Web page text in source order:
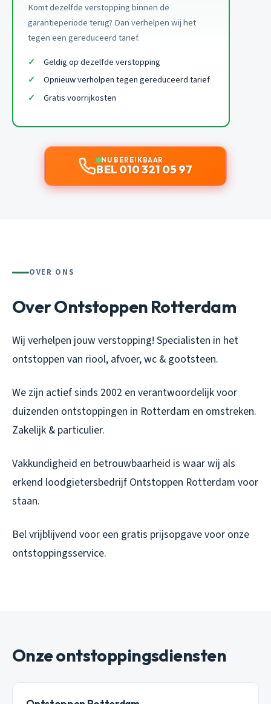
Komt dezelfde verstopping binnen de
garantieperiode terug? Dan verhelpen wij het
tegen een gereduceerd tarief.
Geldig op dezelfde verstopping
Opnieuw verholpen tegen gereduceerd tarief
Gratis voorrijkosten
NU BEREIKBAAR
BEL 010 321 05 97
OVER ONS
Over Ontstoppen Rotterdam
Wij verhelpen jouw verstopping! Specialisten in het
ontstoppen van riool, afvoer, wc & gootsteen.
We zijn actief sinds 2002 en verantwoordelijk voor
duizenden ontstoppingen in Rotterdam en omstreken.
Zakelijk & particulier.
Vakkundigheid en betrouwbaarheid is waar wij als
erkend loodgietersbedrijf Ontstoppen Rotterdam voor
staan.
Bel vrijblijvend voor een gratis prijsopgave voor onze
ontstoppingsservice.
Onze ontstoppingsdiensten